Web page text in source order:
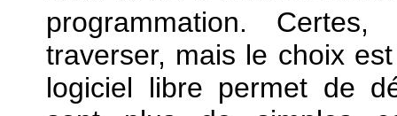
programmation.
traverser, mais le choix
logiciel libre permet de